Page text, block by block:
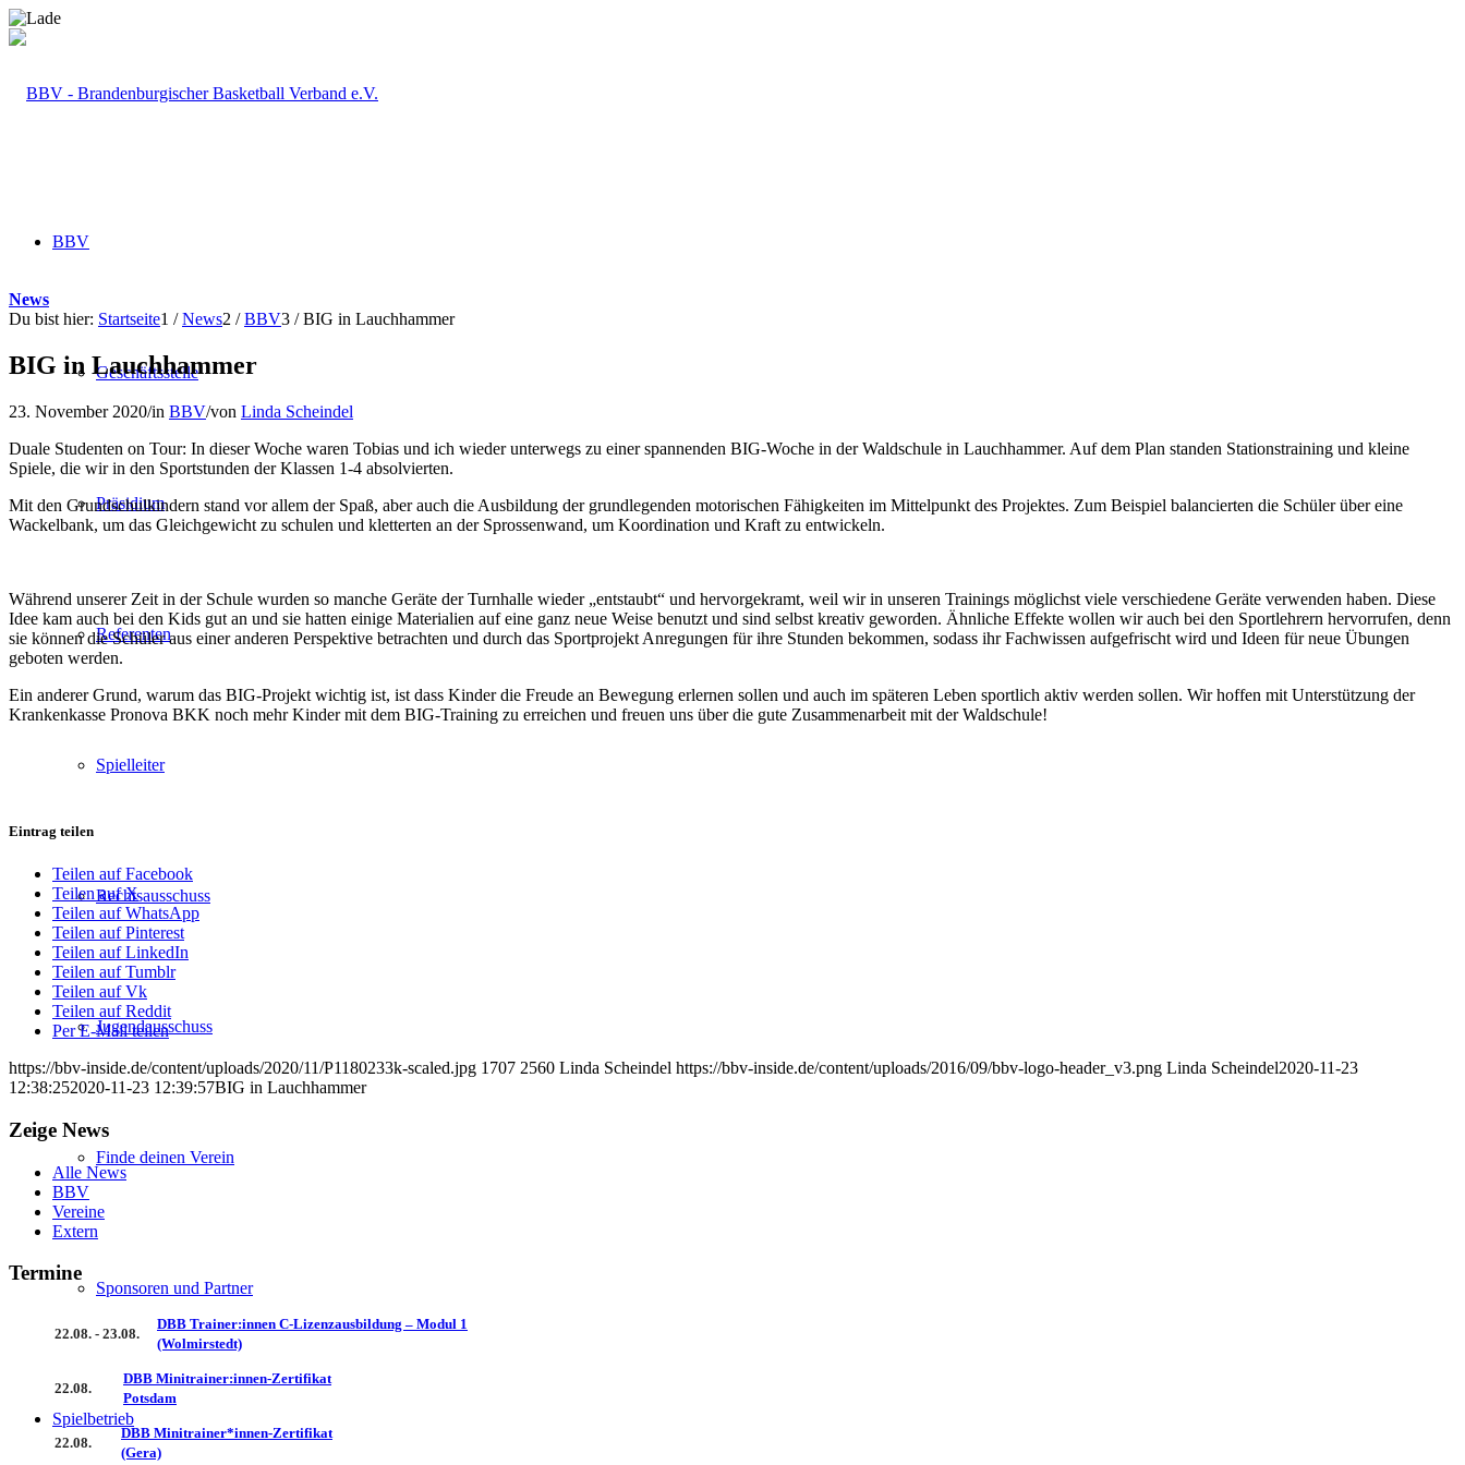
BBV
Geschäftsstelle
Präsidium
Referenten
Spielleiter
Rechtsausschuss
Jugendausschuss
Finde deinen Verein
Sponsoren und Partner
Spielbetrieb
News
Du bist hier: Startseite1 / News2 / BBV3 / BIG in Lauchhammer
BIG in Lauchhammer
23. November 2020/in BBV/von Linda Scheindel
Duale Studenten on Tour: In dieser Woche waren Tobias und ich wieder unterwegs zu einer spannenden BIG-Woche in der Waldschule in Lauchhammer. Auf dem Plan standen Stationstraining und kleine
Spiele, die wir in den Sportstunden der Klassen 1-4 absolvierten.
Mit den Grundschulkindern stand vor allem der Spaß, aber auch die Ausbildung der grundlegenden motorischen Fähigkeiten im Mittelpunkt des Projektes. Zum Beispiel balancierten die Schüler über eine
Wackelbank, um das Gleichgewicht zu schulen und kletterten an der Sprossenwand, um Koordination und Kraft zu entwickeln.
Während unserer Zeit in der Schule wurden so manche Geräte der Turnhalle wieder „entstaubt“ und hervorgekramt, weil wir in unseren Trainings möglichst viele verschiedene Geräte verwenden haben. Diese
Idee kam auch bei den Kids gut an und sie hatten einige Materialien auf eine ganz neue Weise benutzt und sind selbst kreativ geworden. Ähnliche Effekte wollen wir auch bei den Sportlehrern hervorrufen, denn
sie können die Schüler aus einer anderen Perspektive betrachten und durch das Sportprojekt Anregungen für ihre Stunden bekommen, sodass ihr Fachwissen aufgefrischt wird und Ideen für neue Übungen
geboten werden.
Ein anderer Grund, warum das BIG-Projekt wichtig ist, ist dass Kinder die Freude an Bewegung erlernen sollen und auch im späteren Leben sportlich aktiv werden sollen. Wir hoffen mit Unterstützung der
Krankenkasse Pronova BKK noch mehr Kinder mit dem BIG-Training zu erreichen und freuen uns über die gute Zusammenarbeit mit der Waldschule!
Eintrag teilen
Teilen auf Facebook
Teilen auf X
Teilen auf WhatsApp
Teilen auf Pinterest
Teilen auf LinkedIn
Teilen auf Tumblr
Teilen auf Vk
Teilen auf Reddit
Per E-Mail teilen
https://bbv-inside.de/content/uploads/2020/11/P1180233k-scaled.jpg 1707 2560 Linda Scheindel https://bbv-inside.de/content/uploads/2016/09/bbv-logo-header_v3.png Linda Scheindel2020-11-23
12:38:252020-11-23 12:39:57BIG in Lauchhammer
Zeige News
Alle News
BBV
Vereine
Extern
Termine
22.08. - 23.08.
DBB Trainer:innen C-Lizenzausbildung – Modul 1
(Wolmirstedt)
22.08.
DBB Minitrainer:innen-Zertifikat
Potsdam
22.08.
DBB Minitrainer*innen-Zertifikat
(Gera)